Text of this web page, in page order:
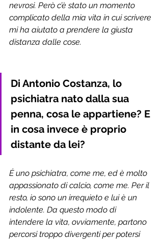
nevrosi. Però c’è stato un momento
complicato della mia vita in cui scrivere
mi ha aiutato a prendere la giusta
distanza dalle cose.
Di Antonio Costanza, lo
psichiatra nato dalla sua
penna, cosa le appartiene? E
in cosa invece è proprio
distante da lei?
É uno psichiatra, come me, ed è molto
appassionato di calcio, come me. Per il
resto, io sono un irrequieto e lui è un
indolente. Da questo modo di
intendere la vita, ovviamente, partono
percorsi troppo divergenti per potersi